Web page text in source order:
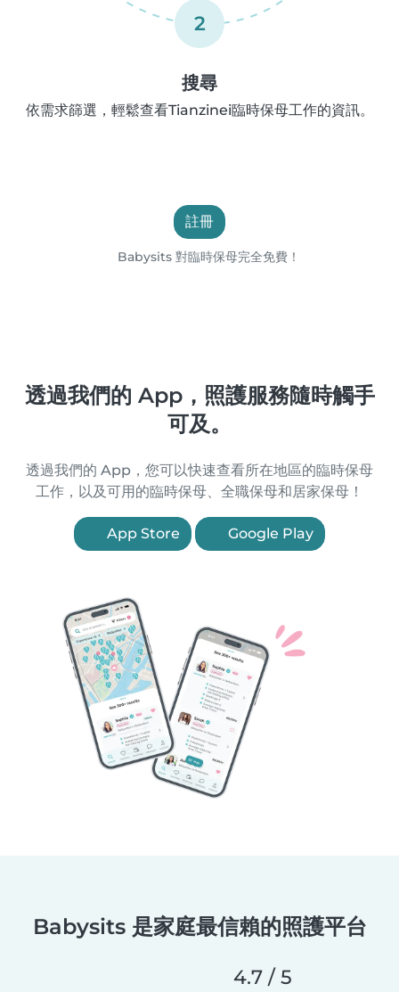
2
搜尋
依需求篩選，輕鬆查看Tianzinei臨時保母工作的資訊。
註冊
Babysits 對臨時保母完全免費！
透過我們的 App，照護服務隨時觸手
可及。
透過我們的 App，您可以快速查看所在地區的臨時保母
工作，以及可用的臨時保母、全職保母和居家保母！
App Store Google Play
Babysits 是家庭最信賴的照護平台
4.7 / 5